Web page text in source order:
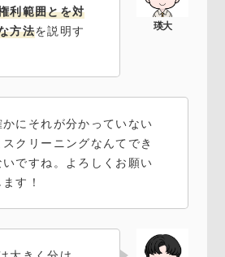
利範囲とを対
方法を説明す
かにそれが分かっていない
スクリーニングなんてでき
いですね。よろしくお願い
ます！